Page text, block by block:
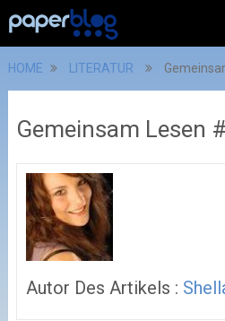
HOME LITERATUR
Gemeinsam Lesen
Autor Des Artikels :